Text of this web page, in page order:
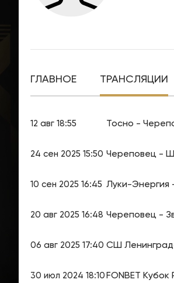
ГЛАВНОЕ ТРАНСЛЯЦИИ
12 авг 18:55 Тосно -
24 сен 2025 15:50 Череповец -
10 сен 2025 16:45 Луки-Энергия
20 авг 2025 16:48 Череповец -
06 авг 2025 17:40 СШ
30 июл 2024 18:10FONBET